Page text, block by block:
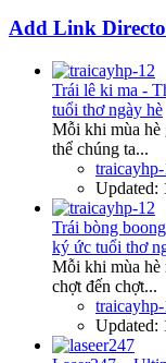
Add Link
Trái lê ki ma -
tuổi thơ ngày hè
Mỗi khi mùa hè
thể chúng ta...
Updated:
Trái bòng
ký ức tuổi thơ
Mỗi khi mùa hè
chợt đến chợt...
Updated: